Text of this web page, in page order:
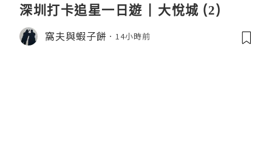
深圳打卡追星一日遊 | 大悅城 (2)
窩夫與蝦子餅 14小時前